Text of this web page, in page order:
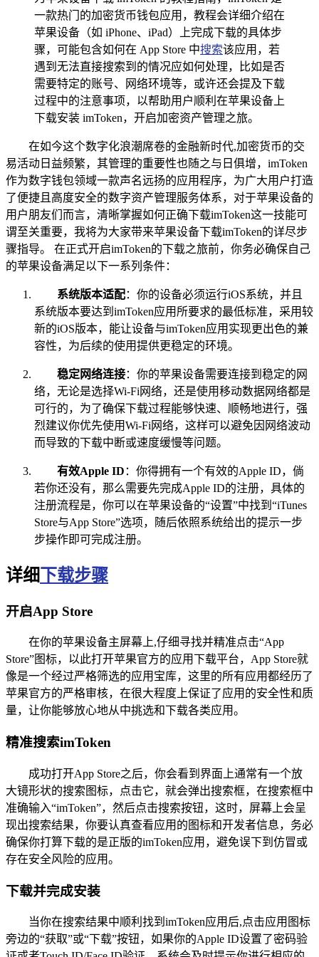
一款热门的加密货币钱包应用，教程会详细介绍在
苹果设备（如 iPhone、iPad）上完成下载的具体步
骤，可能包含如何在 App Store 中搜索该应用，若
遇到无法直接搜索到的情况应如何处理，比如是否
需要特定的账号、网络环境等，或许还会提及下载
过程中的注意事项，以帮助用户顺利在苹果设备上
下载安装 imToken，开启加密资产管理之旅。
在如今这个数字化浪潮席卷的金融新时代,加密货币的交
易活动日益频繁，其管理的重要性也随之与日俱增，imToken
作为数字钱包领域一款声名远扬的应用程序，为广大用户打造
了便捷且高度安全的数字资产管理服务体系，对于苹果设备的
用户朋友们而言，清晰掌握如何正确下载imToken这一技能可
谓至关重要，我将为大家带来苹果设备下载imToken的详尽步
骤指导。 在正式开启imToken的下载之旅前，你务必确保自己
的苹果设备满足以下一系列条件：
系统版本适配：你的设备必须运行iOS系统，并且
系统版本要达到imToken应用所要求的最低标准，采用较
新的iOS版本，能让设备与imToken应用实现更出色的兼
容性，为后续的使用提供更稳定的环境。
稳定网络连接：你的苹果设备需要连接到稳定的网
络，无论是选择Wi-Fi网络，还是使用移动数据网络都是
可行的，为了确保下载过程能够快速、顺畅地进行，强
烈建议你优先使用Wi-Fi网络，这样可以避免因网络波动
而导致的下载中断或速度缓慢等问题。
有效Apple ID ：你得拥有一个有效的Apple ID，倘
若你还没有，那么需要先完成Apple ID的注册，具体的
注册流程是，你可以在苹果设备的“设置”中找到“iTunes
Store与App Store”选项，随后依照系统给出的提示一步
步操作即可完成注册。
详细下载步骤
开启App Store
在你的苹果设备主屏幕上,仔细寻找并精准点击“App
Store”图标，以此打开苹果官方的应用下载平台，App Store就
像是一个经过严格筛选的应用宝库，这里的所有应用都经历了
苹果官方的严格审核，在很大程度上保证了应用的安全性和质
量，让你能够放心地从中挑选和下载各类应用。
精准搜索imToken
成功打开App Store之后，你会看到界面上通常有一个放
大镜形状的搜索图标，点击它，就会弹出搜索框，在搜索框中
准确输入“imToken”，然后点击搜索按钮，这时，屏幕上会呈
现出搜索结果，你要认真查看应用的图标和开发者信息，务必
确保你打算下载的是正版的imToken应用，避免误下到仿冒或
存在安全风险的应用。
下载并完成安装
当你在搜索结果中顺利找到imToken应用后,点击应用图标
旁边的“获取”或“下载”按钮，如果你的Apple ID设置了密码验